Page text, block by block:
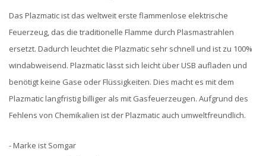
Das Plazmatic ist das weltweit erste flammenlose elektrische
Feuerzeug, das die traditionelle Flamme durch Plasmastrahlen
ersetzt. Dadurch leuchtet die Plazmatic sehr schnell und ist zu 100%
windabweisend. Plazmatic lässt sich leicht über USB aufladen und
benötigt keine Gase oder Flüssigkeiten. Dies macht es mit dem
Plazmatic langfristig billiger als mit Gasfeuerzeugen. Aufgrund des
Fehlens von Chemikalien ist der Plazmatic auch umweltfreundlich.
- Marke ist Somgar